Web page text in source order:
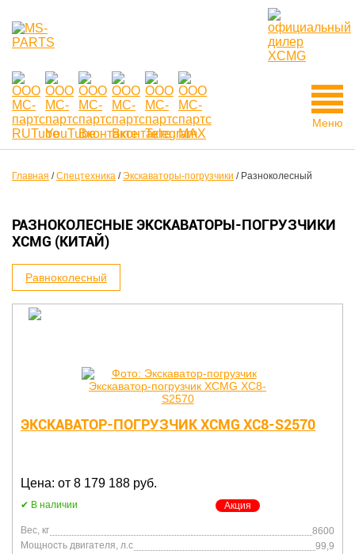
Меню
Главная /Спецтехника /Экскаваторы-погрузчики / Разноколесный
РАЗНОКОЛЕСНЫЕ ЭКСКАВАТОРЫ-ПОГРУЗЧИКИ
XCMG (КИТАЙ)
Равноколесный
ЭКСКАВАТОР-ПОГРУЗЧИК XCMG XC8-S2570
Цена: от 8 179 188 руб.
В наличии Акция
Вес, кг
8600
Мощность двигателя, л.с
99,9